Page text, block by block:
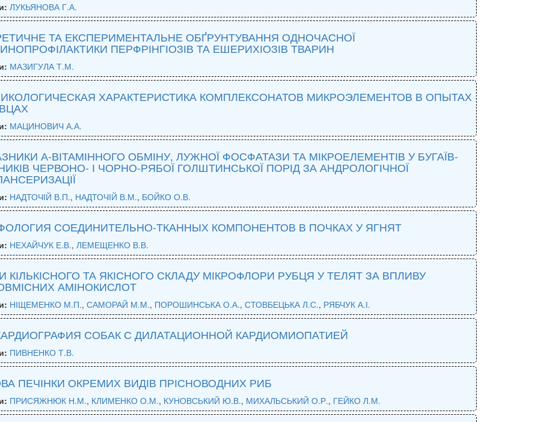
ЛУКЬЯНОВА Г.А.
ТА ЕКСПЕРИМЕНТАЛЬНЕ ОБҐРУНТУВАННЯ ОДНОЧАСНОЇ
ПЕРФРІНГІОЗІВ ТА ЕШЕРИХІОЗІВ ТВАРИН
МАЗИГУЛА Т.М.
ХАРАКТЕРИСТИКА КОМПЛЕКСОНАТОВ МИКРОЭЛЕМЕНТОВ В ОПЫТАХ
МАЦИНОВИЧ А.А.
А-ВІТАМІННОГО ОБМІНУ, ЛУЖНОЇ ФОСФАТАЗИ ТА МІКРОЕЛЕМЕНТІВ У БУГАЇВ-
ЧЕРВОНО- І ЧОРНО-РЯБОЇ ГОЛШТИНСЬКОЇ ПОРІД ЗА АНДРОЛОГІЧНОЇ
НАДТОЧІЙ В.П., НАДТОЧІЙ В.М., БОЙКО О.В.
СОЕДИНИТЕЛЬНО-ТКАННЫХ КОМПОНЕНТОВ В ПОЧКАХ У ЯГНЯТ
НЕХАЙЧУК Е.В., ЛЕМЕЩЕНКО В.В.
КІЛЬКІСНОГО ТА ЯКІСНОГО СКЛАДУ МІКРОФЛОРИ РУБЦЯ У ТЕЛЯТ ЗА ВПЛИВУ
АМІНОКИСЛОТ
НІЩЕМЕНКО М.П., САМОРАЙ М.М., ПОРОШИНСЬКА О.А., СТОВБЕЦЬКА Л.С., РЯБЧУК А.І.
СОБАК С ДИЛАТАЦИОННОЙ КАРДИОМИОПАТИЕЙ
ПИВНЕНКО Т.В.
ПЕЧІНКИ ОКРЕМИХ ВИДІВ ПРІСНОВОДНИХ РИБ
ПРИСЯЖНЮК Н.М., КЛИМЕНКО О.М., КУНОВСЬКИЙ Ю.В., МИХАЛЬСЬКИЙ О.Р., ГЕЙКО Л.М.